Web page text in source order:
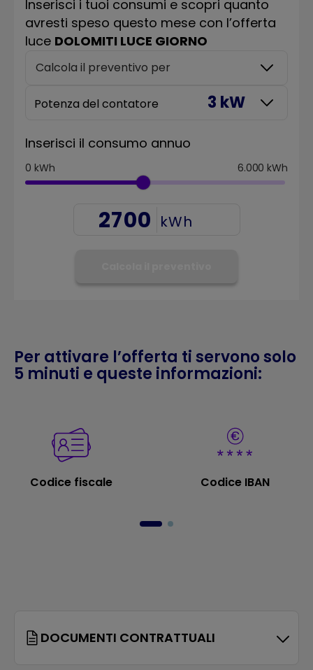
Inserisci i tuoi consumi e scopri quanto
avresti speso questo mese con l’offerta
luce DOLOMITI LUCE GIORNO
Calcola il preventivo per
Potenza del contatore 3 kW
Inserisci il consumo annuo
0 kWh 6.000 kWh
kWh
Per attivare l’offerta ti servono solo
5 minuti e queste informazioni:
Codice fiscale Codice IBAN
DOCUMENTI CONTRATTUALI